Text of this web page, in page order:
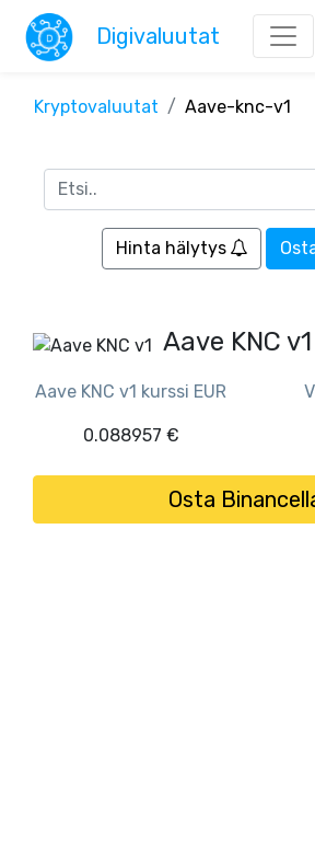
Digivaluutat
Kryptovaluutat Aave-knc-v1
Hinta hälytys
Aave KNC v1
Aave KNC v1 kurssi EUR
0.088957 €
Osta